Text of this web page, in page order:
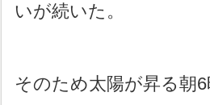
いが続いた。
そのため太陽が昇る朝